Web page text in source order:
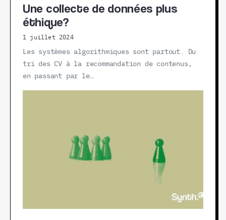
Une collecte de données plus
éthique?
1 juillet 2024
Les systèmes algorithmiques sont partout. Du
tri des CV à la recommandation de contenus,
en passant par le…